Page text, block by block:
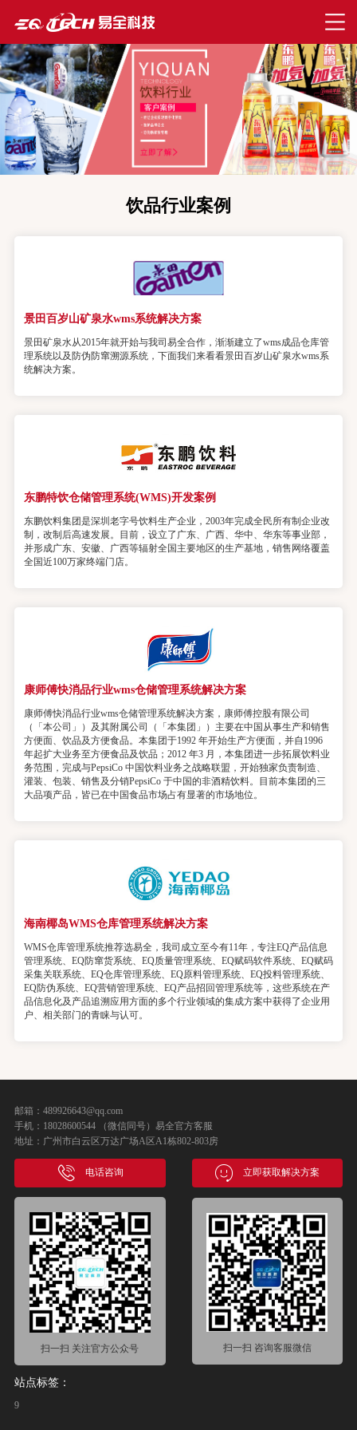
饮品行业案例
景田百岁山矿泉水wms系统解决方案
景田矿泉水从2015年就开始与我司易全合作，渐渐建立了wms成品仓库管
理系统以及防伪防窜溯源系统，下面我们来看看景田百岁山矿泉水wms系
统解决方案。
东鹏特饮仓储管理系统(WMS)开发案例
东鹏饮料集团是深圳老字号饮料生产企业，2003年完成全民所有制企业改
制，改制后高速发展。目前，设立了广东、广西、华中、华东等事业部，
并形成广东、安徽、广西等辐射全国主要地区的生产基地，销售网络覆盖
全国近100万家终端门店。
康师傅快消品行业wms仓储管理系统解决方案
康师傅快消品行业wms仓储管理系统解决方案，康师傅控股有限公司
（「本公司」）及其附属公司（「本集团」）主要在中国从事生产和销售
方便面、饮品及方便食品。本集团于1992 年开始生产方便面，并自1996
年起扩大业务至方便食品及饮品；2012 年3 月，本集团进一步拓展饮料业
务范围，完成与PepsiCo 中国饮料业务之战略联盟，开始独家负责制造、
灌装、包装、销售及分销PepsiCo 于中国的非酒精饮料。目前本集团的三
大品项产品，皆已在中国食品市场占有显著的市场地位。
海南椰岛WMS仓库管理系统解决方案
WMS仓库管理系统推荐选易全，我司成立至今有11年，专注EQ产品信息
管理系统、EQ防窜货系统、EQ质量管理系统、EQ赋码软件系统、EQ赋码
采集关联系统、EQ仓库管理系统、EQ原料管理系统、EQ投料管理系统、
EQ防伪系统、EQ营销管理系统、EQ产品招回管理系统等，这些系统在产
品信息化及产品追溯应用方面的多个行业领域的集成方案中获得了企业用
户、相关部门的青睐与认可。
邮箱：489926643@qq.com
手机：18028600544 （微信同号）易全官方客服
地址：广州市白云区万达广场A区A1栋802-803房
电话咨询 立即获取解决方案
扫一扫 关注官方公众号 扫一扫 咨询客服微信
站点标签：
9